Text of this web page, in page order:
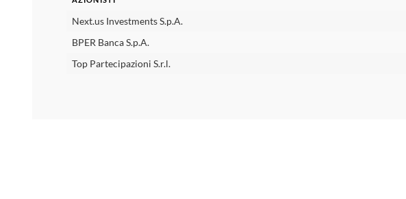
Next.us Investments S.p.A.
BPER Banca S.p.A.
Top Partecipazioni S.r.l.